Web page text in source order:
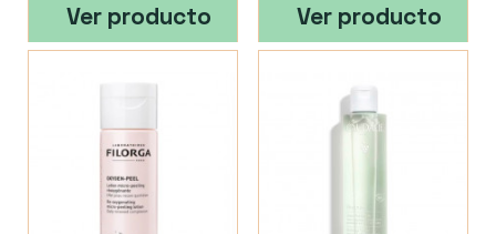
Ver producto Ver producto